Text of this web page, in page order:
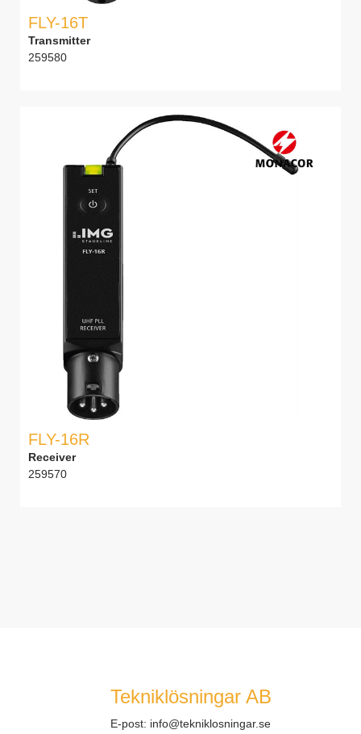
FLY-16T
Transmitter
259580
FLY-16R
Receiver
259570
Tekniklösningar AB
E-post: info@tekniklosningar.se